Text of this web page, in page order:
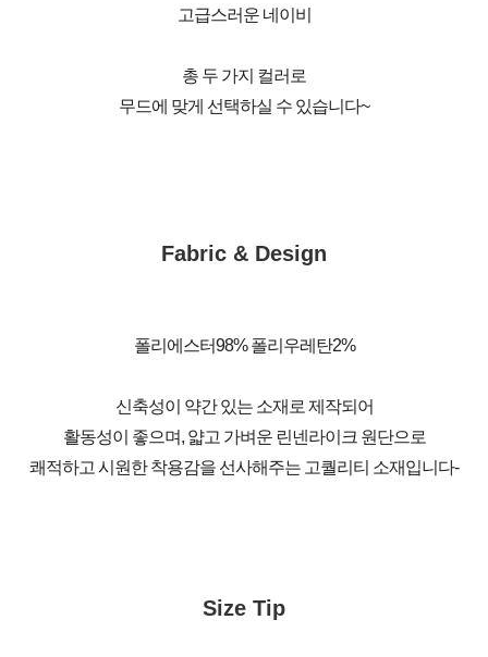
고급스러운 네이비
총 두 가지 컬러로
무드에 맞게 선택하실 수 있습니다~
Fabric & Design
폴리에스터98% 폴리우레탄2%
신축성이 약간 있는 소재로 제작되어
활동성이 좋으며, 얇고 가벼운 린넨라이크 원단으로
쾌적하고 시원한 착용감을 선사해주는 고퀄리티 소재입니다-
Size Tip